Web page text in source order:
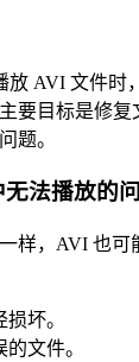
放 AVI 文件时
要目标是修
题。
法播放的
样，AVI 也可
坏。
文件。